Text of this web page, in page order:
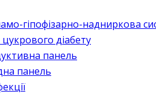
гіпофізарно-надниркова
діабету
панель
панель